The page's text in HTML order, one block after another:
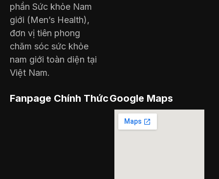
phần Sức khỏe Nam
giới (Men’s Health),
đơn vị tiên phong
chăm sóc sức khỏe
nam giới toàn diện tại
Việt Nam.
Fanpage Chính ThứcGoogle Maps